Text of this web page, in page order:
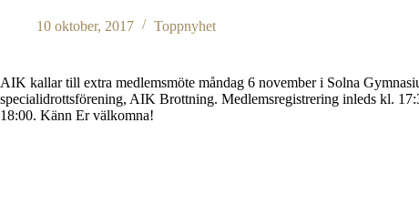
10 oktober, 2017 Toppnyhet
AIK kallar till extra medlemsmöte måndag 6 november i Solna
specialidrottsförening, AIK Brottning. Medlemsregistrering inleds kl.
18:00. Känn Er välkomna!